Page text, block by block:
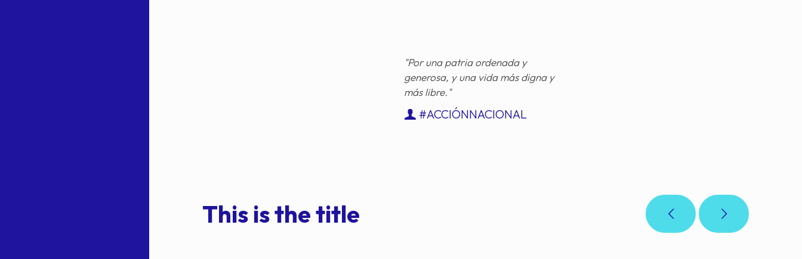
"Por una patria ordenada y
generosa, y una vida más digna y
más libre."
#ACCIÓNNACIONAL
This is the title